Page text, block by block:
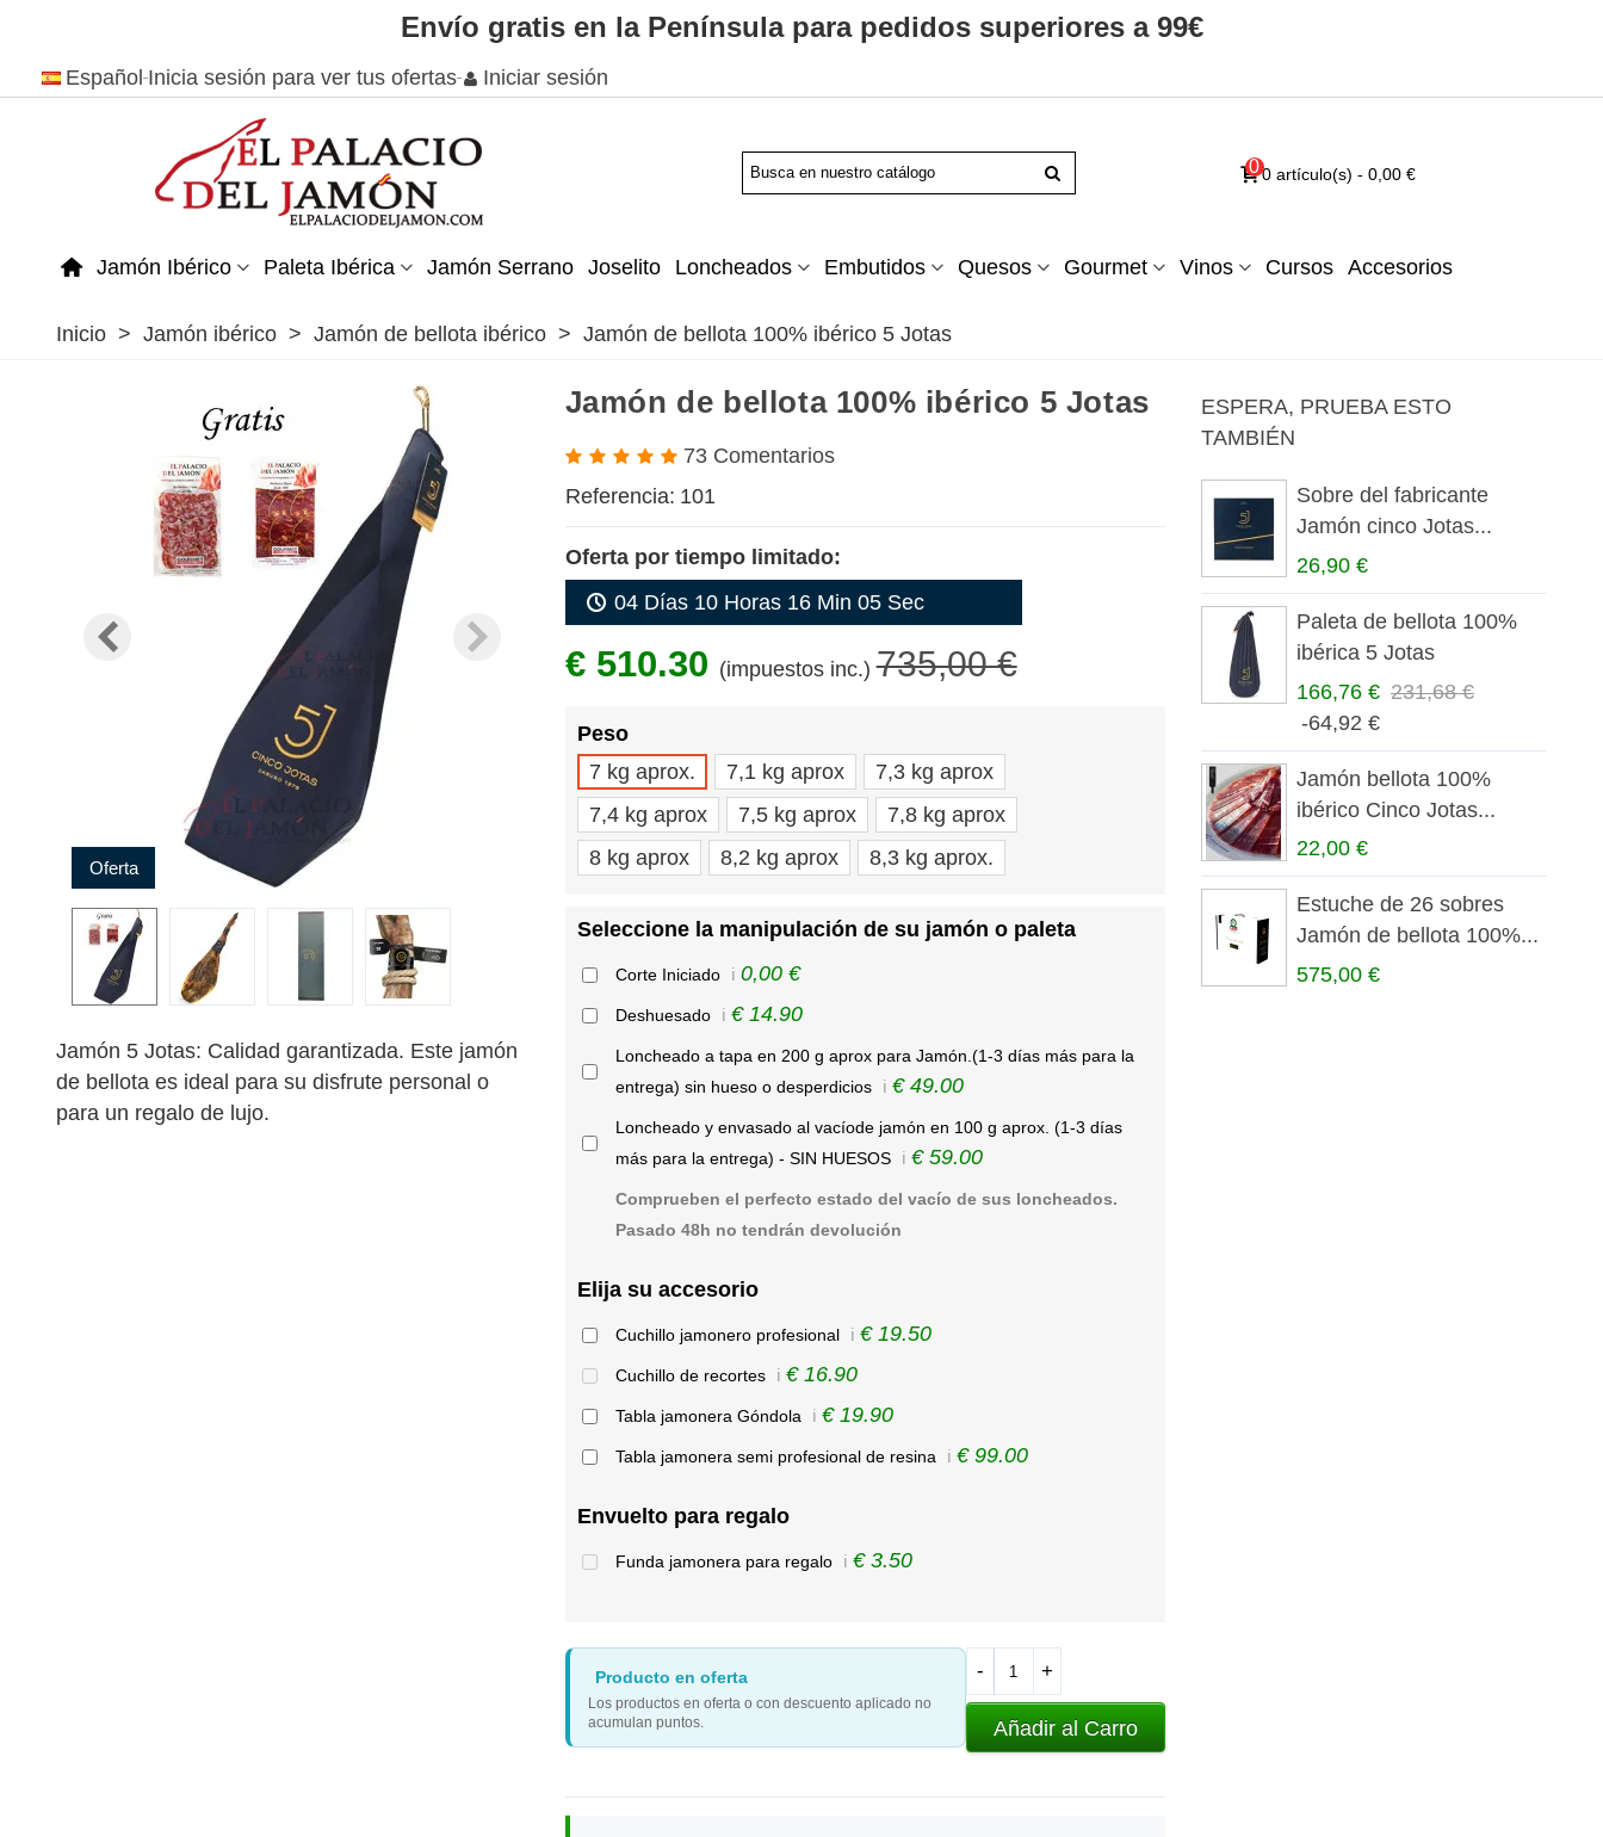
Envío gratis en la Península para pedidos superiores a 99€
Español Inicia sesión para ver tus ofertas Iniciar sesión
00 artículo(s) - 0,00 €
Jamón Ibérico Paleta Ibérica Jamón Serrano Joselito Loncheados Embutidos Quesos Gourmet Vinos Cursos Accesorios
Inicio > Jamón ibérico > Jamón de bellota ibérico > Jamón de bellota 100% ibérico 5 Jotas
Oferta
Jamón 5 Jotas: Calidad garantizada. Este jamón
de bellota es ideal para su disfrute personal o
para un regalo de lujo.
Jamón de bellota 100% ibérico 5 Jotas
73 Comentarios
Referencia: 101
Oferta por tiempo limitado:
04 Días 10 Horas 16 Min 04 Sec
€ 510.30 (impuestos inc.) 735,00 €
Peso
7 kg aprox.
7,1 kg aprox
7,3 kg aprox
7,4 kg aprox
7,5 kg aprox
7,8 kg aprox
8 kg aprox
8,2 kg aprox 8,3 kg aprox.
Seleccione la manipulación de su jamón o paleta
Corte Iniciado ℹ️ 0,00 €
Deshuesado ℹ️ € 14.90
Loncheado a tapa en 200 g aprox para Jamón.(1-3 días más para la
entrega) sin hueso o desperdicios
ℹ️ € 49.00
Loncheado y envasado al vacíode jamón en 100 g aprox. (1-3 días
más para la entrega) - SIN HUESOS
ℹ️ € 59.00
Comprueben el perfecto estado del vacío de sus loncheados.
Pasado 48h no tendrán devolución
Elija su accesorio
Cuchillo jamonero profesional ℹ️ € 19.50
Cuchillo de recortes ℹ️ € 16.90
Tabla jamonera Góndola ℹ️ € 19.90
Tabla jamonera semi profesional de resina ℹ️ € 99.00
Envuelto para regalo
Funda jamonera para regalo ℹ️ € 3.50
Producto en oferta
Los productos en oferta o con descuento aplicado no
acumulan puntos.
- +
Añadir al Carro
ESPERA, PRUEBA ESTO
TAMBIÉN
Sobre del fabricante
Jamón cinco Jotas...
26,90 €
Paleta de bellota 100%
ibérica 5 Jotas
166,76 € 231,68 €
-64,92 €
Jamón bellota 100%
ibérico Cinco Jotas...
22,00 €
Estuche de 26 sobres
Jamón de bellota 100%...
575,00 €